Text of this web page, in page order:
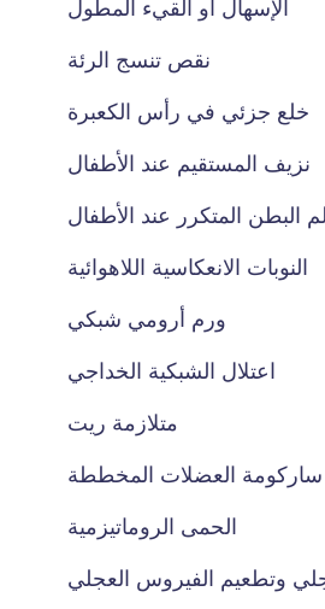
الإسهال أو القيء المطول
نقص تنسج الرئة
خلع جزئي في رأس الكعبرة
نزيف المستقيم عند الأطفال
البطن المتكرر عند الأطفال
النوبات الانعكاسية اللاهوائية
ورم أرومي شبكي
اعتلال الشبكية الخداجي
متلازمة ريت
ساركومة العضلات المخططة
الحمى الروماتيزمية
وتطعيم الفيروس العجلي